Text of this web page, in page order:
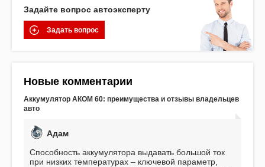
Задайте вопрос автоэксперту
Задать вопрос
Новые комментарии
Аккумулятор АКОМ 60: преимущества и отзывы владельцев
авто
Адам
Способность аккумулятора выдавать большой ток
при низких температурах – ключевой параметр,